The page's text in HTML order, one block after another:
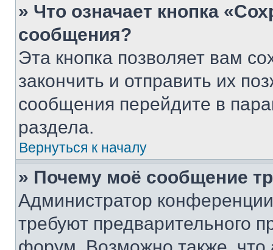
» Что означает кнопка
сообщения?
Эта кнопка позволяет вам
закончить и отправить их
сообщения перейдите в
раздела.
Вернуться к началу
» Почему моё сообщение
Администратор
требуют предварительного